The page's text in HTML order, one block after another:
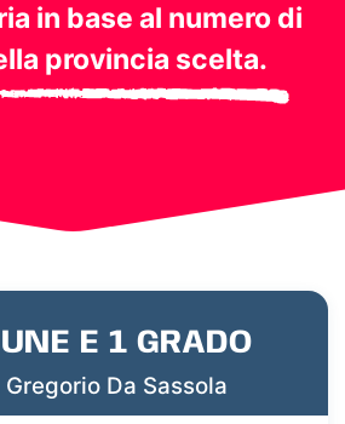
in base al numero di
provincia scelta.
E 1 GRADO
Gregorio Da Sassola